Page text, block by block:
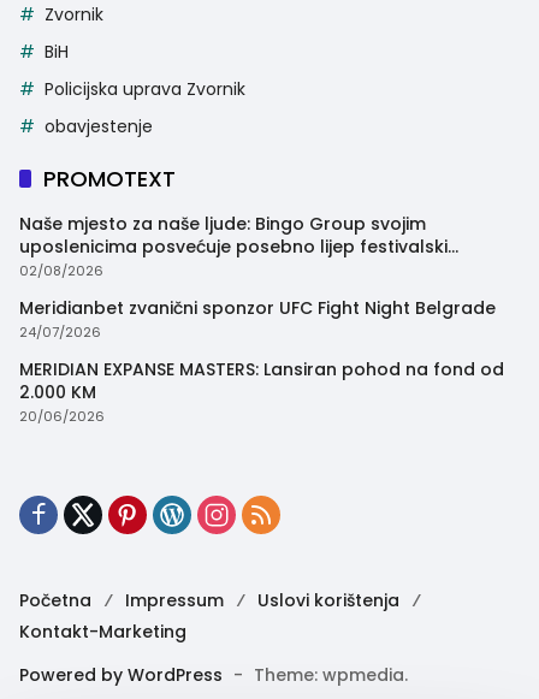
Zvornik
BiH
Policijska uprava Zvornik
obavjestenje
PROMOTEXT
Naše mjesto za naše ljude: Bingo Group svojim
uposlenicima posvećuje posebno lijep festivalski
trenutak
02/08/2026
Meridianbet zvanični sponzor UFC Fight Night Belgrade
24/07/2026
MERIDIAN EXPANSE MASTERS: Lansiran pohod na fond od
2.000 KM
20/06/2026
Početna Impressum
Uslovi korištenja
Kontakt-Marketing
Powered by WordPress - Theme: wpmedia.